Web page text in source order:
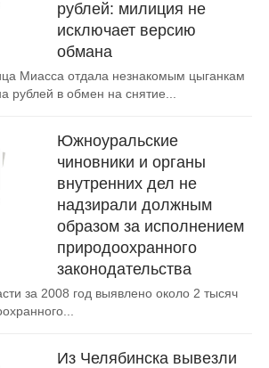
рублей: милиция не
исключает версию
обмана
Миасса отдала незнакомым цыганкам
рублей в обмен на снятие...
Южноуральские
чиновники и органы
внутренних дел не
надзирали должным
образом за исполнением
природоохранного
законодательства
за 2008 год выявлено около 2 тысяч
Из Челябинска вывезли